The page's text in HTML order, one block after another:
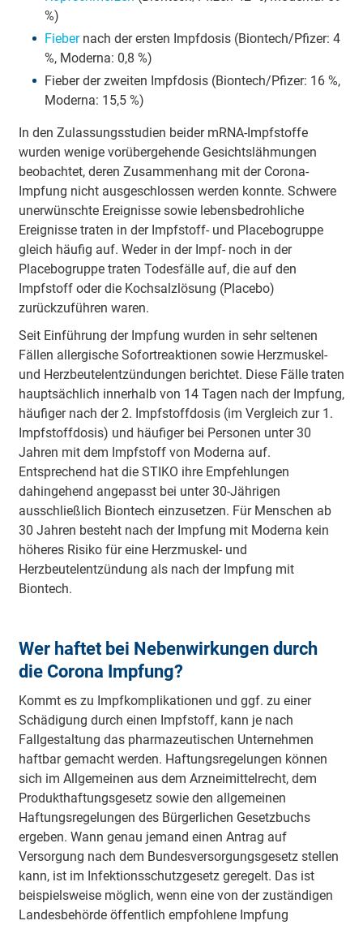
%)
Fiebernach der ersten Impfdosis (Biontech/Pfizer: 4
%, Moderna: 0,8 %)
Fieber der zweiten Impfdosis (Biontech/Pfizer: 16 %,
Moderna: 15,5 %)
In den Zulassungsstudien beider mRNA-Impfstoffe
wurden wenige vorübergehende Gesichtslähmungen
beobachtet, deren Zusammenhang mit der Corona-
Impfung nicht ausgeschlossen werden konnte. Schwere
unerwünschte Ereignisse sowie lebensbedrohliche
Ereignisse traten in der Impfstoff- und Placebogruppe
gleich häufig auf. Weder in der Impf- noch in der
Placebogruppe traten Todesfälle auf, die auf den
Impfstoff oder die Kochsalzlösung (Placebo)
zurückzuführen waren.
Seit Einführung der Impfung wurden in sehr seltenen
Fällen allergische Sofortreaktionen sowie Herzmuskel-
und Herzbeutelentzündungen berichtet. Diese Fälle traten
hauptsächlich innerhalb von 14 Tagen nach der Impfung,
häufiger nach der 2. Impfstoffdosis (im Vergleich zur 1.
Impfstoffdosis) und häufiger bei Personen unter 30
Jahren mit dem Impfstoff von Moderna auf.
Entsprechend hat die STIKO ihre Empfehlungen
dahingehend angepasst bei unter 30-Jährigen
ausschließlich Biontech einzusetzen. Für Menschen ab
30 Jahren besteht nach der Impfung mit Moderna kein
höheres Risiko für eine Herzmuskel- und
Herzbeutelentzündung als nach der Impfung mit
Biontech.
Wer haftet bei Nebenwirkungen durch
die Corona Impfung?
Kommt es zu Impfkomplikationen und ggf. zu einer
Schädigung durch einen Impfstoff, kann je nach
Fallgestaltung das pharmazeutischen Unternehmen
haftbar gemacht werden. Haftungsregelungen können
sich im Allgemeinen aus dem Arzneimittelrecht, dem
Produkthaftungsgesetz sowie den allgemeinen
Haftungsregelungen des Bürgerlichen Gesetzbuchs
ergeben. Wann genau jemand einen Antrag auf
Versorgung nach dem Bundesversorgungsgesetz stellen
kann, ist im Infektionsschutzgesetz geregelt. Das ist
beispielsweise möglich, wenn eine von der zuständigen
Landesbehörde öffentlich empfohlene Impfung